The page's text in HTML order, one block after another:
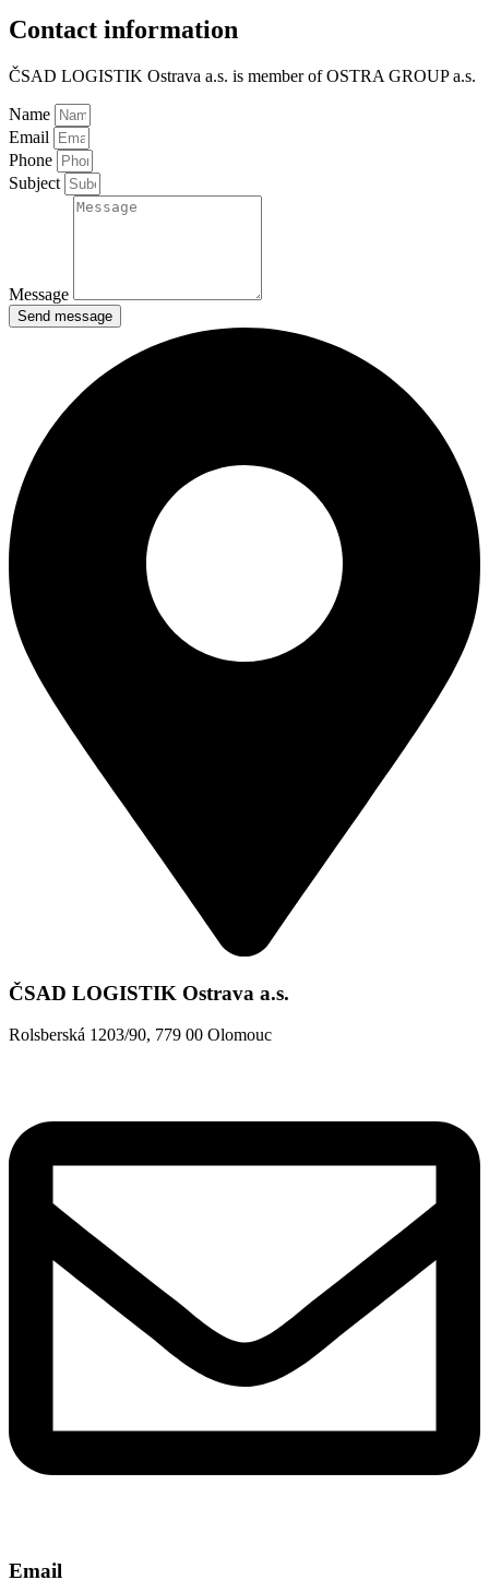
Contact information
ČSAD LOGISTIK Ostrava a.s. is member of OSTRA GROUP a.s.
Name
Email
Phone
Subject
Message
Send message
ČSAD LOGISTIK Ostrava a.s.
Rolsberská 1203/90, 779 00 Olomouc
Email